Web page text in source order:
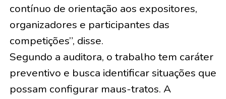
contínuo de orientação aos expositores,
organizadores e participantes das
competições”, disse.
Segundo a auditora, o trabalho tem caráter
preventivo e busca identificar situações que
possam configurar maus-tratos. A